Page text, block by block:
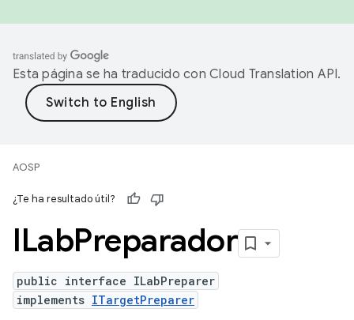
Esta página se ha traducido con Cloud Translation API.
AOSP
¿Te ha resultado útil?
ILabPreparador
public interface ILabPreparer
implements ITargetPreparer